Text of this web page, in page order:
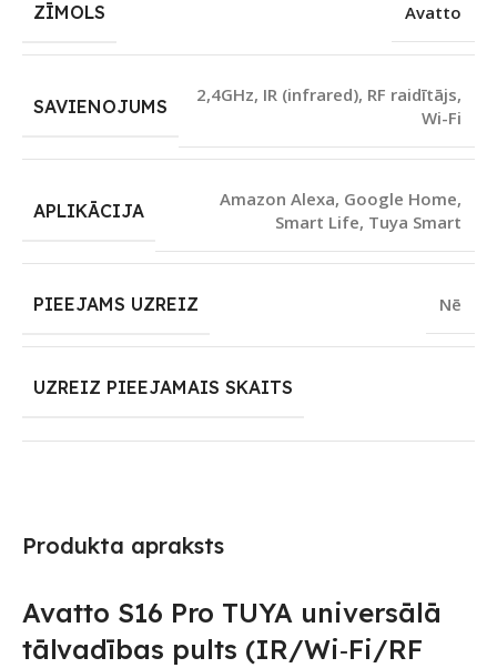
Produkta apraksts
Avatto S16 Pro TUYA universālā
tālvadības pults (IR/Wi‑Fi/RF
ZĪMOLS Avatto
SAVIENOJUMS
2,4GHz, IR (infrared), RF raidītājs,
Wi-Fi
APLIKĀCIJA
Amazon Alexa, Google Home,
Smart Life, Tuya Smart
PIEEJAMS UZREIZ Nē
UZREIZ PIEEJAMAIS SKAITS